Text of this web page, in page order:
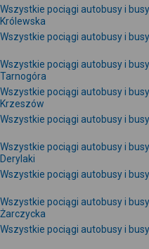
Wszystkie pociągi autobusy i
Królewska
Wszystkie pociągi autobusy i
Wszystkie pociągi autobusy i
Tarnogóra
Wszystkie pociągi autobusy i
Krzeszów
Wszystkie pociągi autobusy i
Wszystkie pociągi autobusy i
Derylaki
Wszystkie pociągi autobusy i
Wszystkie pociągi autobusy i
Żarczycka
Wszystkie pociągi autobusy i